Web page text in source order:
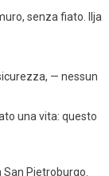
senza fiato. Ilja
— nessun
una vita: questo
Pietroburgo.